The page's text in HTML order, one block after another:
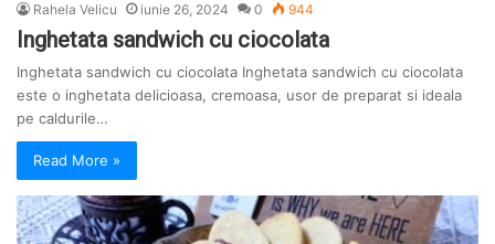
Rahela Velicu iunie 26, 2024 0 944
Inghetata sandwich cu ciocolata
Inghetata sandwich cu ciocolata Inghetata sandwich cu ciocolata
este o inghetata delicioasa, cremoasa, usor de preparat si ideala
pe caldurile…
Read More »